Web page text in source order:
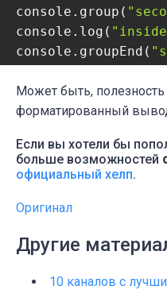
console.group(
console.log( "inside
console.groupEnd(
Может быть,
форматированный вывод
Если вы хотели бы
больше возможностей
официальный хелп.
Оригинал
Другие
10 каналов с